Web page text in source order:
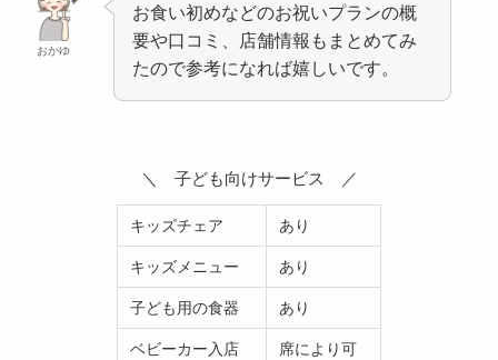
おかゆ
お食い初めなどのお祝いプランの概
要や口コミ、店舗情報もまとめてみ
たので参考になれば嬉しいです。
＼ 子ども向けサービス ／
キッズチェア あり
キッズメニュー あり
子ども用の食器 あり
ベビーカー入店 席により可